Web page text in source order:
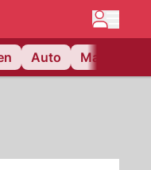
Auto Matchcenter